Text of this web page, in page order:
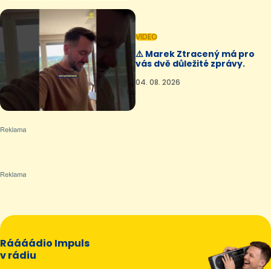
VIDEO
⚠️ Marek Ztracený má pro
vás dvě důležité zprávy.
04. 08. 2026
Ráááádio Impuls
v rádiu